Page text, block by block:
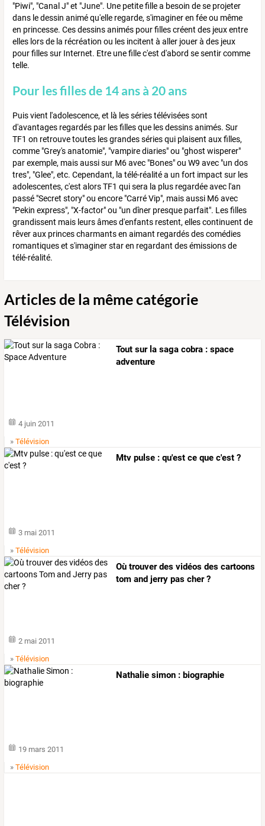
"Piwi", "Canal J" et "June". Une petite fille a besoin de se projeter
dans le dessin animé qu'elle regarde, s'imaginer en fée ou même
en princesse. Ces dessins animés pour filles créent des jeux entre
elles lors de la récréation ou les incitent à aller jouer à des jeux
pour filles sur Internet. Etre une fille c'est d'abord se sentir comme
telle.
Pour les filles de 14 ans à 20 ans
Puis vient l'adolescence, et là les séries télévisées sont
d'avantages regardés par les filles que les dessins animés. Sur
TF1 on retrouve toutes les grandes séries qui plaisent aux filles,
comme "Grey's anatomie", "vampire diaries" ou "ghost wisperer"
par exemple, mais aussi sur M6 avec "Bones" ou W9 avec "un dos
tres", "Glee", etc. Cependant, la télé-réalité a un fort impact sur les
adolescentes, c'est alors TF1 qui sera la plus regardée avec l'an
passé "Secret story" ou encore "Carré Vip", mais aussi M6 avec
"Pekin express", "X-factor" ou "un dîner presque parfait". Les filles
grandissent mais leurs âmes d'enfants restent, elles continuent de
rêver aux princes charmants en aimant regardés des comédies
romantiques et s'imaginer star en regardant des émissions de
télé-réalité.
Articles de la même catégorie
Télévision
Tout sur la saga cobra : space
adventure
4 juin 2011
»Télévision
Mtv pulse : qu'est ce que c'est ?
3 mai 2011
»Télévision
Où trouver des vidéos des cartoons
tom and jerry pas cher ?
2 mai 2011
»Télévision
Nathalie simon : biographie
19 mars 2011
»Télévision